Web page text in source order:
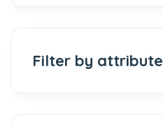
Filter by attribute